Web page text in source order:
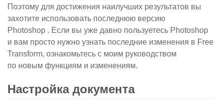
Поэтому для достижения наилучших результатов вы
захотите использовать последнюю версию
Photoshop . Если вы уже давно пользуетесь Photoshop
и вам просто нужно узнать последние изменения в Free
Transform, ознакомьтесь с моим руководством
по новым функциям и изменениям.
Настройка документа